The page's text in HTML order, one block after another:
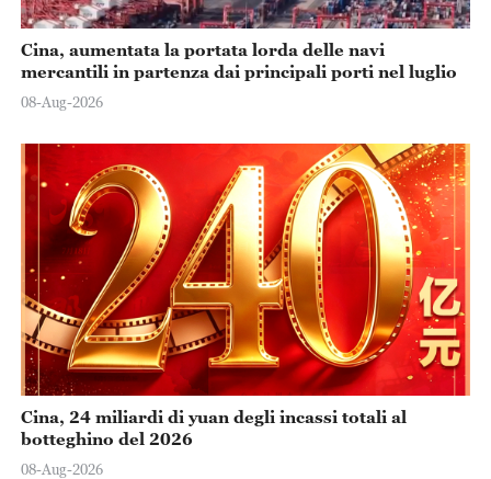
Cina, aumentata la portata lorda delle navi
mercantili in partenza dai principali porti nel luglio
08-Aug-2026
Cina, 24 miliardi di yuan degli incassi totali al
botteghino del 2026
08-Aug-2026